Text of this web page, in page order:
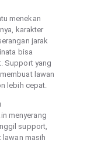
menekan
karakter
jarak
bisa
Support yang
lawan
lebih cepat.
menyerang
support,
lawan masih